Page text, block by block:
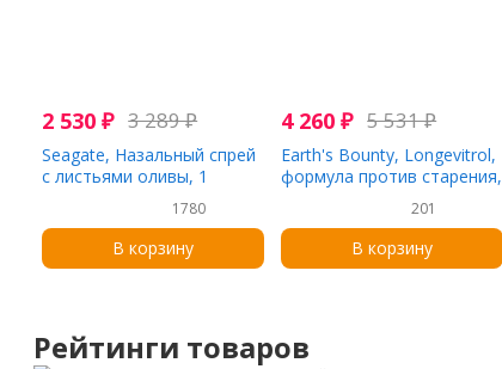
2 530 ₽ 3 289₽
Seagate, Назальный спрей
с листьями оливы, 1
жидкая унция (30 мл)
1780
В корзину
4 260 ₽ 5 531₽
Earth's Bounty, Longevitrol,
формула против старения,
201
В корзину
Рейтинги товаров